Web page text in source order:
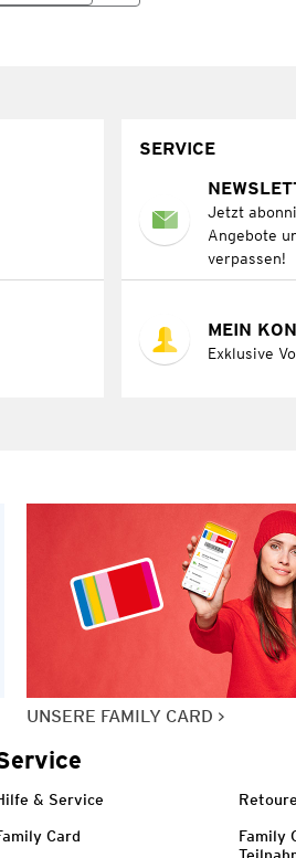
SERVICE
Jetzt
Angebote
verpassen!
MEIN
Exklusive
UNSERE FAMILY CARD
& Service
Card
Family